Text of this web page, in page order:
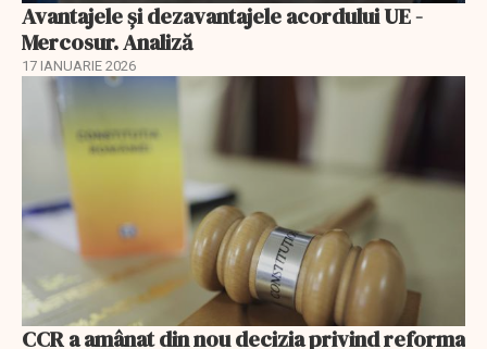
Avantajele şi dezavantajele acordului UE -
Mercosur. Analiză
17 IANUARIE 2026
CCR a amânat din nou decizia privind reforma